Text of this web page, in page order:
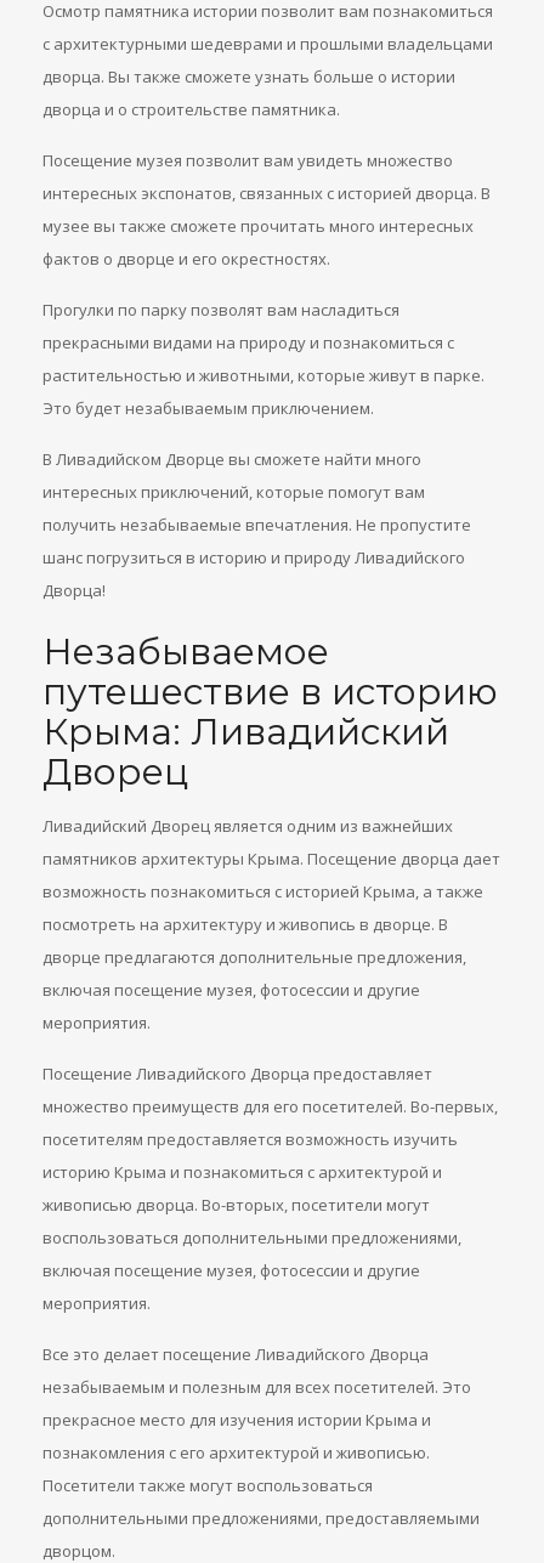
Осмотр памятника истории позволит вам познакомиться
с архитектурными шедеврами и прошлыми владельцами
дворца. Вы также сможете узнать больше о истории
дворца и о строительстве памятника.
Посещение музея позволит вам увидеть множество
интересных экспонатов, связанных с историей дворца. В
музее вы также сможете прочитать много интересных
фактов о дворце и его окрестностях.
Прогулки по парку позволят вам насладиться
прекрасными видами на природу и познакомиться с
растительностью и животными, которые живут в парке.
Это будет незабываемым приключением.
В Ливадийском Дворце вы сможете найти много
интересных приключений, которые помогут вам
получить незабываемые впечатления. Не пропустите
шанс погрузиться в историю и природу Ливадийского
Дворца!
Незабываемое
путешествие в историю
Крыма: Ливадийский
Дворец
Ливадийский Дворец является одним из важнейших
памятников архитектуры Крыма. Посещение дворца дает
возможность познакомиться с историей Крыма, а также
посмотреть на архитектуру и живопись в дворце. В
дворце предлагаются дополнительные предложения,
включая посещение музея, фотосессии и другие
мероприятия.
Посещение Ливадийского Дворца предоставляет
множество преимуществ для его посетителей. Во-первых,
посетителям предоставляется возможность изучить
историю Крыма и познакомиться с архитектурой и
живописью дворца. Во-вторых, посетители могут
воспользоваться дополнительными предложениями,
включая посещение музея, фотосессии и другие
мероприятия.
Все это делает посещение Ливадийского Дворца
незабываемым и полезным для всех посетителей. Это
прекрасное место для изучения истории Крыма и
познакомления с его архитектурой и живописью.
Посетители также могут воспользоваться
дополнительными предложениями, предоставляемыми
дворцом.